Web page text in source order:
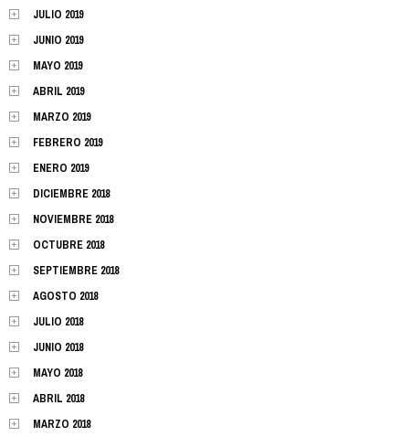
JULIO 2019
JUNIO 2019
MAYO 2019
ABRIL 2019
MARZO 2019
FEBRERO 2019
ENERO 2019
DICIEMBRE 2018
NOVIEMBRE 2018
OCTUBRE 2018
SEPTIEMBRE 2018
AGOSTO 2018
JULIO 2018
JUNIO 2018
MAYO 2018
ABRIL 2018
MARZO 2018